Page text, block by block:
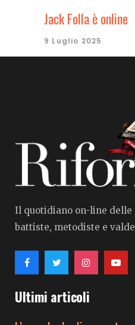
Jack Folla è online
9 Luglio 2025
Il quotidiano on-line delle
battiste, metodiste e
Ultimi articoli